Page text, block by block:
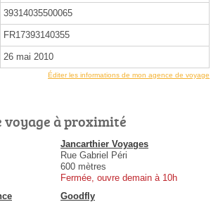
39314035500065
FR17393140355
26 mai 2010
Éditer les informations de mon agence de voyage
voyage à proximité
Jancarthier Voyages
Rue Gabriel Péri
600 mètres
Fermée, ouvre demain à 10h
Goodfly